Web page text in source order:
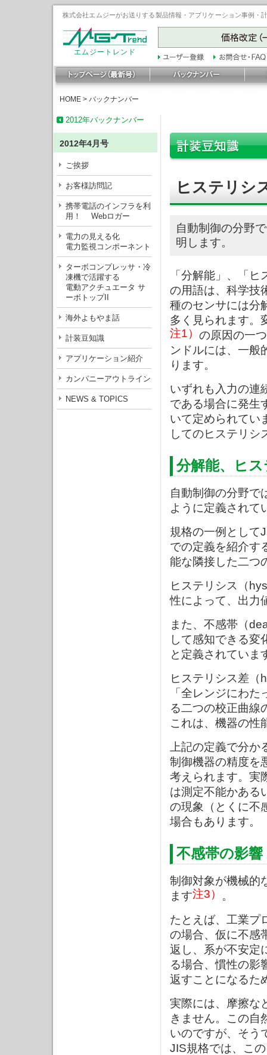
株式会社エムジーがお送りする製品情報・アプリケーション事例
エムジートレンド
HOME > バックナンバー
2012年バックナンバー
2012年4月号
ご挨拶
お客様訪問記
携帯電話のインフラを利
用！ Webロガー
電力の見える化
電力監視コンポーネント
ターボコンプレッサ・冷
凍機で活躍する
電動アクチュエータ サ
ーボトップII
海外よもやま話
計装豆知識
アプリケーション紹介
カンパニーアウトライン
NEWS & TOPICS
ヒステリシ
自動制御の分野
明します。
「分解能」、「
の用語は、科学技
種のセンサには分
多く見られます。
注1） の原因の一
ンドルには、一般
ります。
いずれも入力の連
である場合に発生
いて定められてい
してのヒステリシ
分解能、ヒ
自動制御の分野で
ように定義されて
規格の一例として
での定義を紹介す
能な隣接した二つ
ヒステリシス（
性によって、出力
また、不感帯（
して感知できる変
と定義されていま
ヒステリシス差（
「全レンジにわ
る二つの校正曲線
これは、機器の性
上記の定義で分
制御機器の精度を
考えられます。実
は測定不能かある
の現象（とくに不
場合もあります。
不感帯の影響
制御対象が機械的
ます注3） 。
たとえば、工業プ
の場合、仮に不感
返し、系が不安定
る場合、慣性の影
返すことになるた
実際には、摩擦な
きません。この自
いのですが、そう
JIS規格では、こ